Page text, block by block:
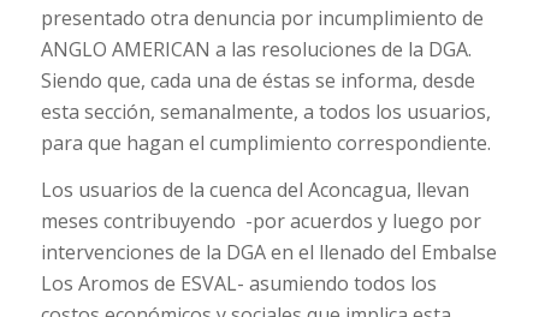
presentado otra denuncia por incumplimiento de
ANGLO AMERICAN a las resoluciones de la DGA.
Siendo que, cada una de éstas se informa, desde
esta sección, semanalmente, a todos los usuarios,
para que hagan el cumplimiento correspondiente.
Los usuarios de la cuenca del Aconcagua, llevan
meses contribuyendo -por acuerdos y luego por
intervenciones de la DGA en el llenado del Embalse
Los Aromos de ESVAL- asumiendo todos los